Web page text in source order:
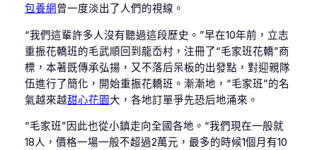
包養網曾一度淡出了人們的視線。
“我們這輩許多人沒有聽過這段歷史。”早在10年前，立志
重振花轎班的毛武順回到龍岙村，注冊了“毛家班花轎”商
標，本著既傳承弘揚，又不落后呆板的出發點，對迎親隊
伍進行了簡化，開始重振花轎班。漸漸地，“毛家班”的名
氣越來越甜心花園大，各地訂單爭先恐后地涌來。
“毛家班”因此也從小鎮走向全國各地。“我們現在一般就
18人，價格一場一般不超過2萬元，最多的時候1個月有10